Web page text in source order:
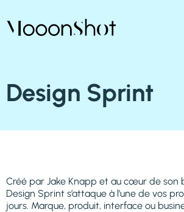
Design Sprint
Créé par Jake Knapp et au cœur de son
Design Sprint s’attaque à l’une de vos
jours. Marque, produit, interface ou